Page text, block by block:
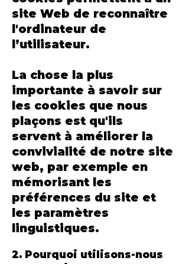
site Web de reconnaître
l'ordinateur de
l’utilisateur.
La chose la plus
importante à savoir sur
les cookies que nous
plaçons est qu'ils
servent à améliorer la
convivialité de notre site
web, par exemple en
mémorisant les
préférences du site et
les paramètres
linguistiques.
2. Pourquoi utilisons-nous